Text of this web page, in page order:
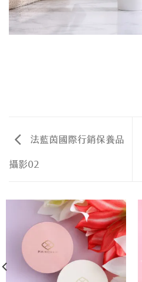
法藍茵國際行銷保養品
攝影02